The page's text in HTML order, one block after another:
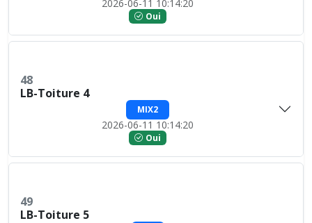
2026-06-11 10:14:20
Oui
48
LB-Toiture 4
MIX2
2026-06-11 10:14:20
Oui
49
LB-Toiture 5